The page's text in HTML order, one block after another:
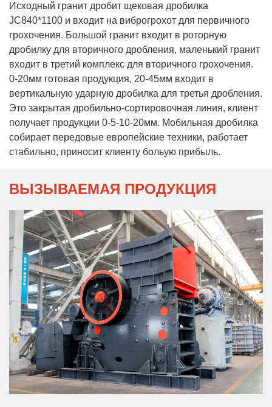
Исходный гранит дробит щековая дробилка
JC840*1100 и входит на виброгрохот для первичного
грохочения. Большой гранит входит в роторную
дробилку для вторичного дробления, маленький гранит
входит в третий комплекс для вторичного грохочения.
0-20мм готовая продукция, 20-45мм входит в
вертикальную ударную дробилка для третья дробления.
Это закрытая дробильно-сортировочная линия, клиент
получает продукции 0-5-10-20мм. Мобильная дробилка
собирает передовые европейские техники, работает
стабильно, приносит клиенту больую прибыль.
ВЫЗЫВАЕМАЯ ПРОДУКЦИЯ